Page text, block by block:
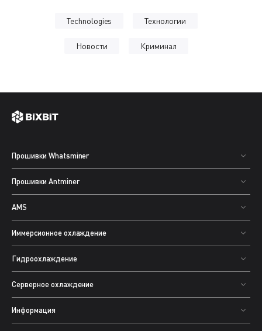
Technologies Технологии
Новости Криминал
Прошивки Whatsminer
Прошивки Antminer
AMS
Иммерсионное охлаждение
Гидроохлаждение
Серверное охлаждение
Информация